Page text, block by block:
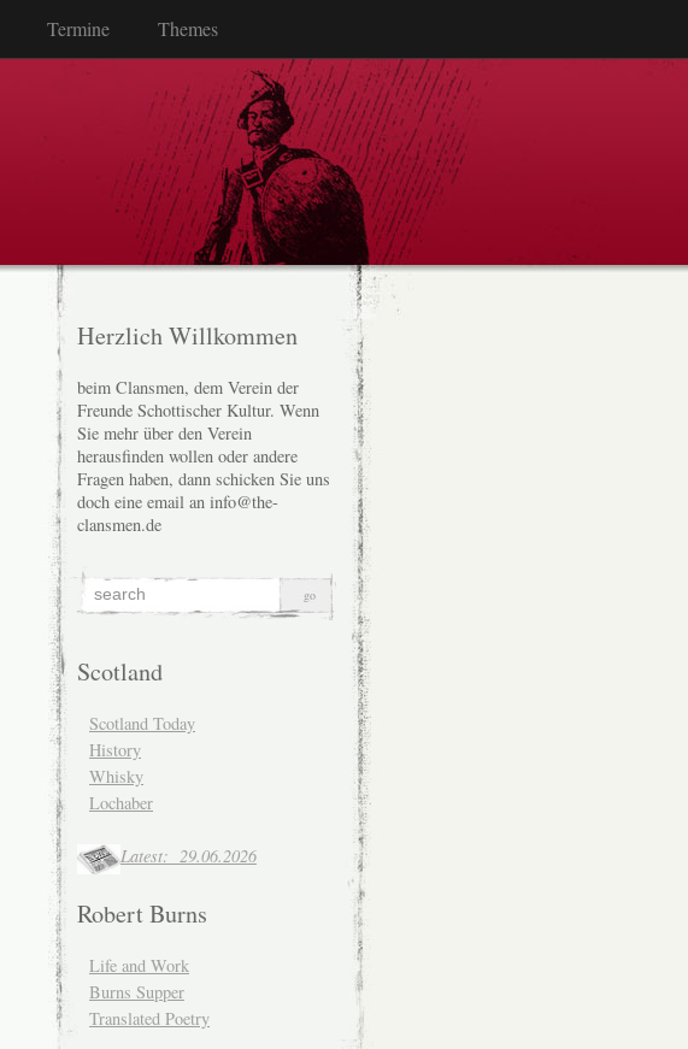
Termine Themes
Herzlich Willkommen
beim Clansmen, dem Verein der
Freunde Schottischer Kultur. Wenn
Sie mehr über den Verein
herausfinden wollen oder andere
Fragen haben, dann schicken Sie uns
doch eine email an info@the-
clansmen.de
Scotland
Scotland Today
History
Whisky
Lochaber
Latest: 29.06.2026
Robert Burns
Life and Work
Burns Supper
Translated Poetry